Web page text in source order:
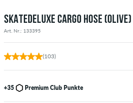
SKATEDELUXE CARGO HOSE (OLIVE)
Art. Nr.: 133395
(103)
+35 Premium Club Punkte